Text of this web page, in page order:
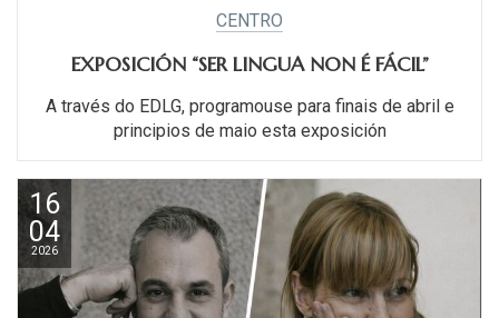
CENTRO
EXPOSICIÓN “SER LINGUA NON É FÁCIL”
A través do EDLG, programouse para finais de abril e
principios de maio esta exposición
16
04
2026